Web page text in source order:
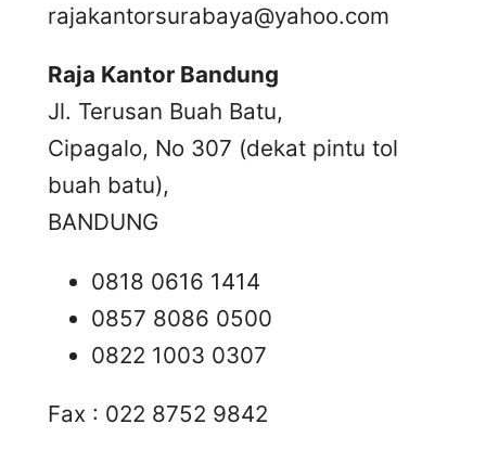
rajakantorsurabaya@yahoo.com
Raja Kantor Bandung
Jl. Terusan Buah Batu,
Cipagalo, No 307 (dekat pintu tol
buah batu),
BANDUNG
0818 0616 1414
0857 8086 0500
0822 1003 0307
Fax : 022 8752 9842